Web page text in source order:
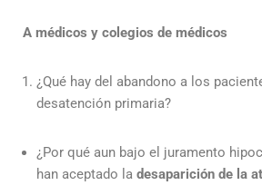
A médicos y colegios de médicos
¿Qué hay del abandono a los
desatención primaria?
¿Por qué aun bajo el juramento
han aceptado la desaparición de la